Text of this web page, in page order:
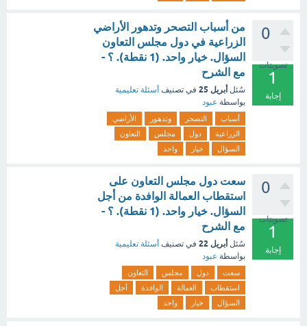
0
تصويتات
1
إجابة
من أسباب التصحر وتدهور الأراضي
الزراعية في دول مجلس التعاون
السؤال. خيار واحد. (1 نقطة). ؟ -
مع الشرح
سُئل أبريل 25 في تصنيف أسئلة تعليمية
بواسطة عبود
أسباب التصحر وتدهور
الأراضي
الزراعية
دول مجلس
التعاون
السؤال
خيار واحد
0
تصويتات
1
إجابة
سعت دول مجلس التعاون على
استقطاب العمالة الوافدة من أجل
السؤال. خيار واحد. (1 نقطة). ؟ -
مع الشرح
سُئل أبريل 22 في تصنيف أسئلة تعليمية
بواسطة عبود
سعت دول مجلس
التعاون
استقطاب
العمالة الوافدة
أجل
السؤال
خيار واحد